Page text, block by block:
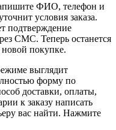
ФИО, телефон и
условия заказа.
подтверждение
СМС. Теперь останется
новой покупке.
выглядит
форму по
доставки, оплаты,
к заказу написать
вас найти. Нажмите